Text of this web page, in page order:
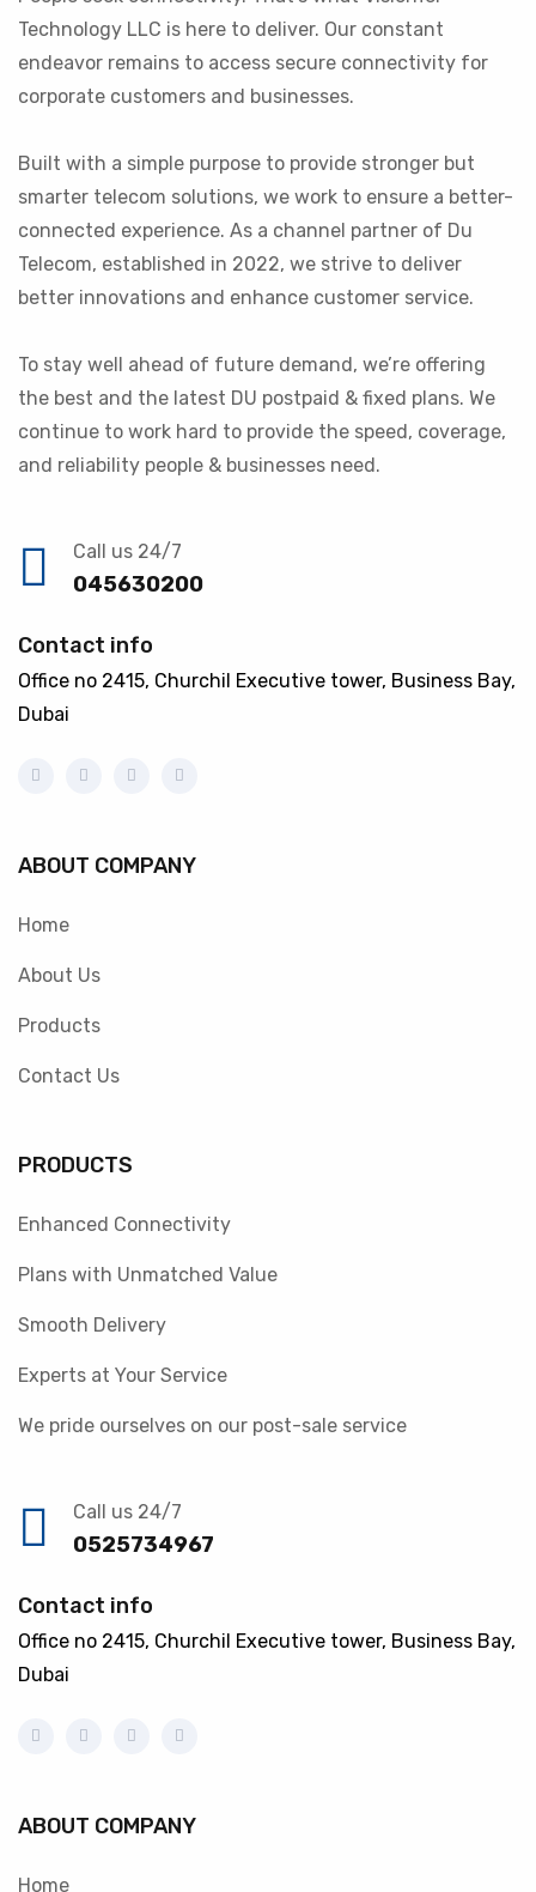
Technology LLC is here to deliver. Our constant
endeavor remains to access secure connectivity for
corporate customers and businesses.
Built with a simple purpose to provide stronger but
smarter telecom solutions, we work to ensure a better-
connected experience. As a channel partner of Du
Telecom, established in 2022, we strive to deliver
better innovations and enhance customer service.
To stay well ahead of future demand, we’re offering
the best and the latest DU postpaid & fixed plans. We
continue to work hard to provide the speed, coverage,
and reliability people & businesses need.
Call us 24/7
045630200
Contact info
Office no 2415, Churchil Executive tower, Business Bay,
Dubai
ABOUT COMPANY
Home
About Us
Products
Contact Us
PRODUCTS
Enhanced Connectivity
Plans with Unmatched Value
Smooth Delivery
Experts at Your Service
We pride ourselves on our post-sale service
Call us 24/7
0525734967
Contact info
Office no 2415, Churchil Executive tower, Business Bay,
Dubai
ABOUT COMPANY
Home